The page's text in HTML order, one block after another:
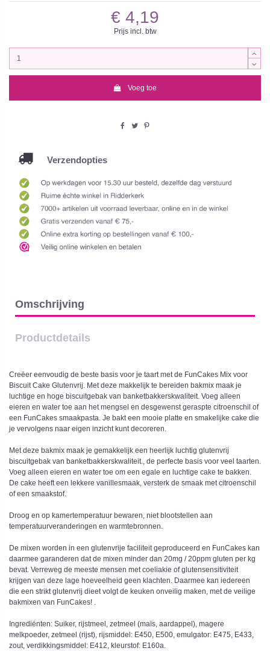
€ 4,19
Prijs incl. btw
Voeg toe
Verzendopties
Omschrijving
Productdetails
Creëer eenvoudig de beste basis voor je taart met de FunCakes Mix voor
Biscuit Cake Glutenvrij. Met deze makkelijk te bereiden bakmix maak je
luchtige en hoge biscuitgebak van banketbakkerskwaliteit. Voeg alleen
eieren en water toe aan het mengsel en desgewenst geraspte citroenschil of
een FunCakes smaakpasta. Je bakt een mooie platte en smakelijke cake die
je vervolgens naar eigen inzicht kunt decoreren.
Met deze bakmix maak je gemakkelijk een heerlijk luchtig glutenvrij
biscuitgebak van banketbakkerskwaliteit., de perfecte basis voor veel taarten.
Voeg alleen eieren en water toe om een egale en luchtige cake te bakken.
De cake heeft een lekkere vanillesmaak, versterk de smaak met citroenschil
of een smaakstof.
Droog en op kamertemperatuur bewaren, niet blootstellen aan
temperatuurveranderingen en warmtebronnen.
De mixen worden in een glutenvrije faciliteit geproduceerd en FunCakes kan
daarmee garanderen dat de mixen minder dan 20mg / 20ppm gluten per kg
bevat. Verreweg de meeste mensen met coeliakie of glutensensitiviteit
krijgen van deze lage hoeveelheid geen klachten. Daarmee kan iedereen
die een strikt glutenvrij dieet volgt de keuken onveilig maken, met de veilige
bakmixen van FunCakes! .
Ingrediënten: Suiker, rijstmeel, zetmeel (maïs, aardappel), magere
melkpoeder, zetmeel (rijst), rijsmiddel: E450, E500, emulgator: E475, E433,
zout, verdikkingsmiddel: E412, kleurstof: E160a.